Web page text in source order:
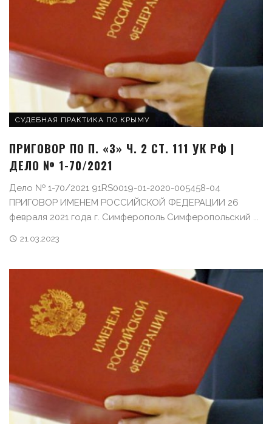
СУДЕБНАЯ ПРАКТИКА ПО КРЫМУ
ПРИГОВОР ПО П. «З» Ч. 2 СТ. 111 УК РФ |
ДЕЛО № 1-70/2021
Дело № 1-70/2021 91RS0019-01-2020-005458-04
ПРИГОВОР ИМЕНЕМ РОССИЙСКОЙ ФЕДЕРАЦИИ 26
февраля 2021 года г. Симферополь Симферопольский ...
21.03.2023